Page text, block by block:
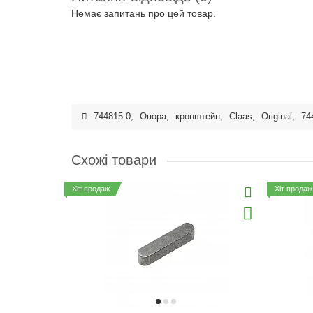
Немає запитань про цей товар.
744815.0, Опора, кронштейн, Claas, Original ,
Схожі товари
Хіт продаж Хіт продаж